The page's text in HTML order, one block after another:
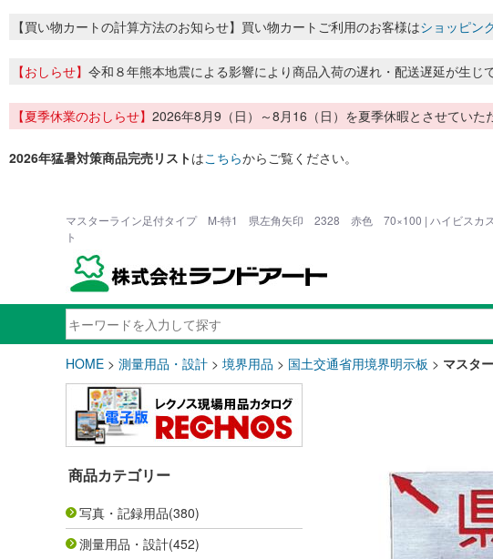
【買い物カートの計算方法のお知らせ】買い物カートご利用のお客様はショッピン
【おしらせ】 令和８年熊本地震による影響により商品入荷の遅れ・配送遅延が生
【夏季休業のおしらせ】 2026年8月9（日）～8月16（日）を夏季休暇とさせていた
2026年猛暑対策商品完売リストはこちらからご覧ください。
マスターライン足付タイプ M-特1 県左角矢印 2328 赤色 70×100 | ハイビスカス
ト
HOME > 測量用品・設計 > 境界用品 > 国土交通省用境界明示板 > マスタ
商品カテゴリー
写真・記録用品(380)
測量用品・設計(452)